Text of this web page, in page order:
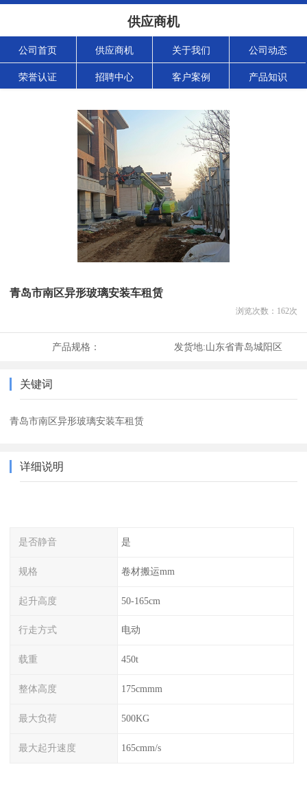
供应商机
公司首页 供应商机 关于我们 公司动态
荣誉认证 招聘中心 客户案例 产品知识
青岛市南区异形玻璃安装车租赁
浏览次数： 162次
产品规格： 发货地:山东省青岛城阳区
关键词
青岛市南区异形玻璃安装车租赁
详细说明
是否静音 是
规格 卷材搬运mm
起升高度 50-165cm
行走方式 电动
载重 450t
整体高度 175cmmm
最大负荷 500KG
最大起升速度 165cmm/s